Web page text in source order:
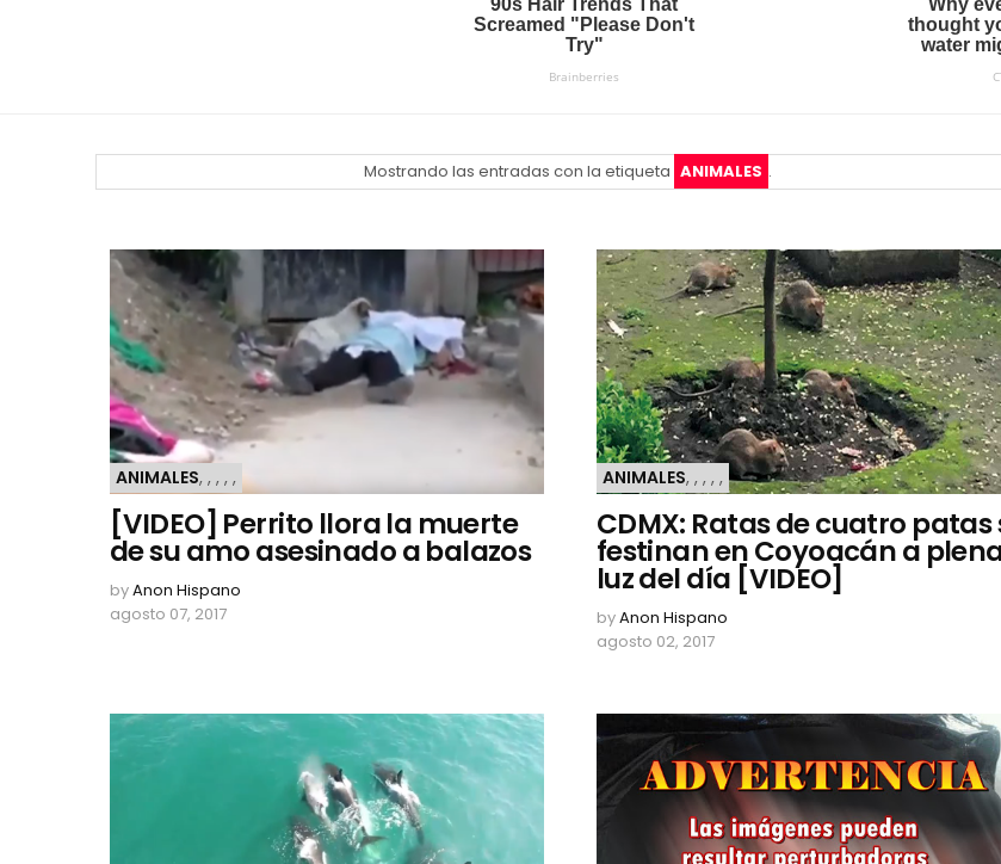
Mostrando las entradas con la etiqueta ANIMALES .
ANIMALES, , , , ,
[VIDEO] Perrito llora la muerte
de su amo asesinado a balazos
byAnon Hispano
agosto 07, 2017
ANIMALES, , , , ,
CDMX: Ratas de cuatro patas
festinan en Coyoacán a
luz del día [VIDEO]
byAnon Hispano
agosto 02, 2017